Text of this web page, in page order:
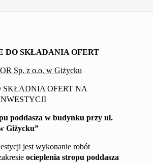
DO SKŁADANIA OFERT
Sp. z o.o. w Giżycku
SKŁADNIA OFERT NA
poddasza w budynku przy ul.
Giżycku”
jest wykonanie robót
ocieplenia stropu poddasza